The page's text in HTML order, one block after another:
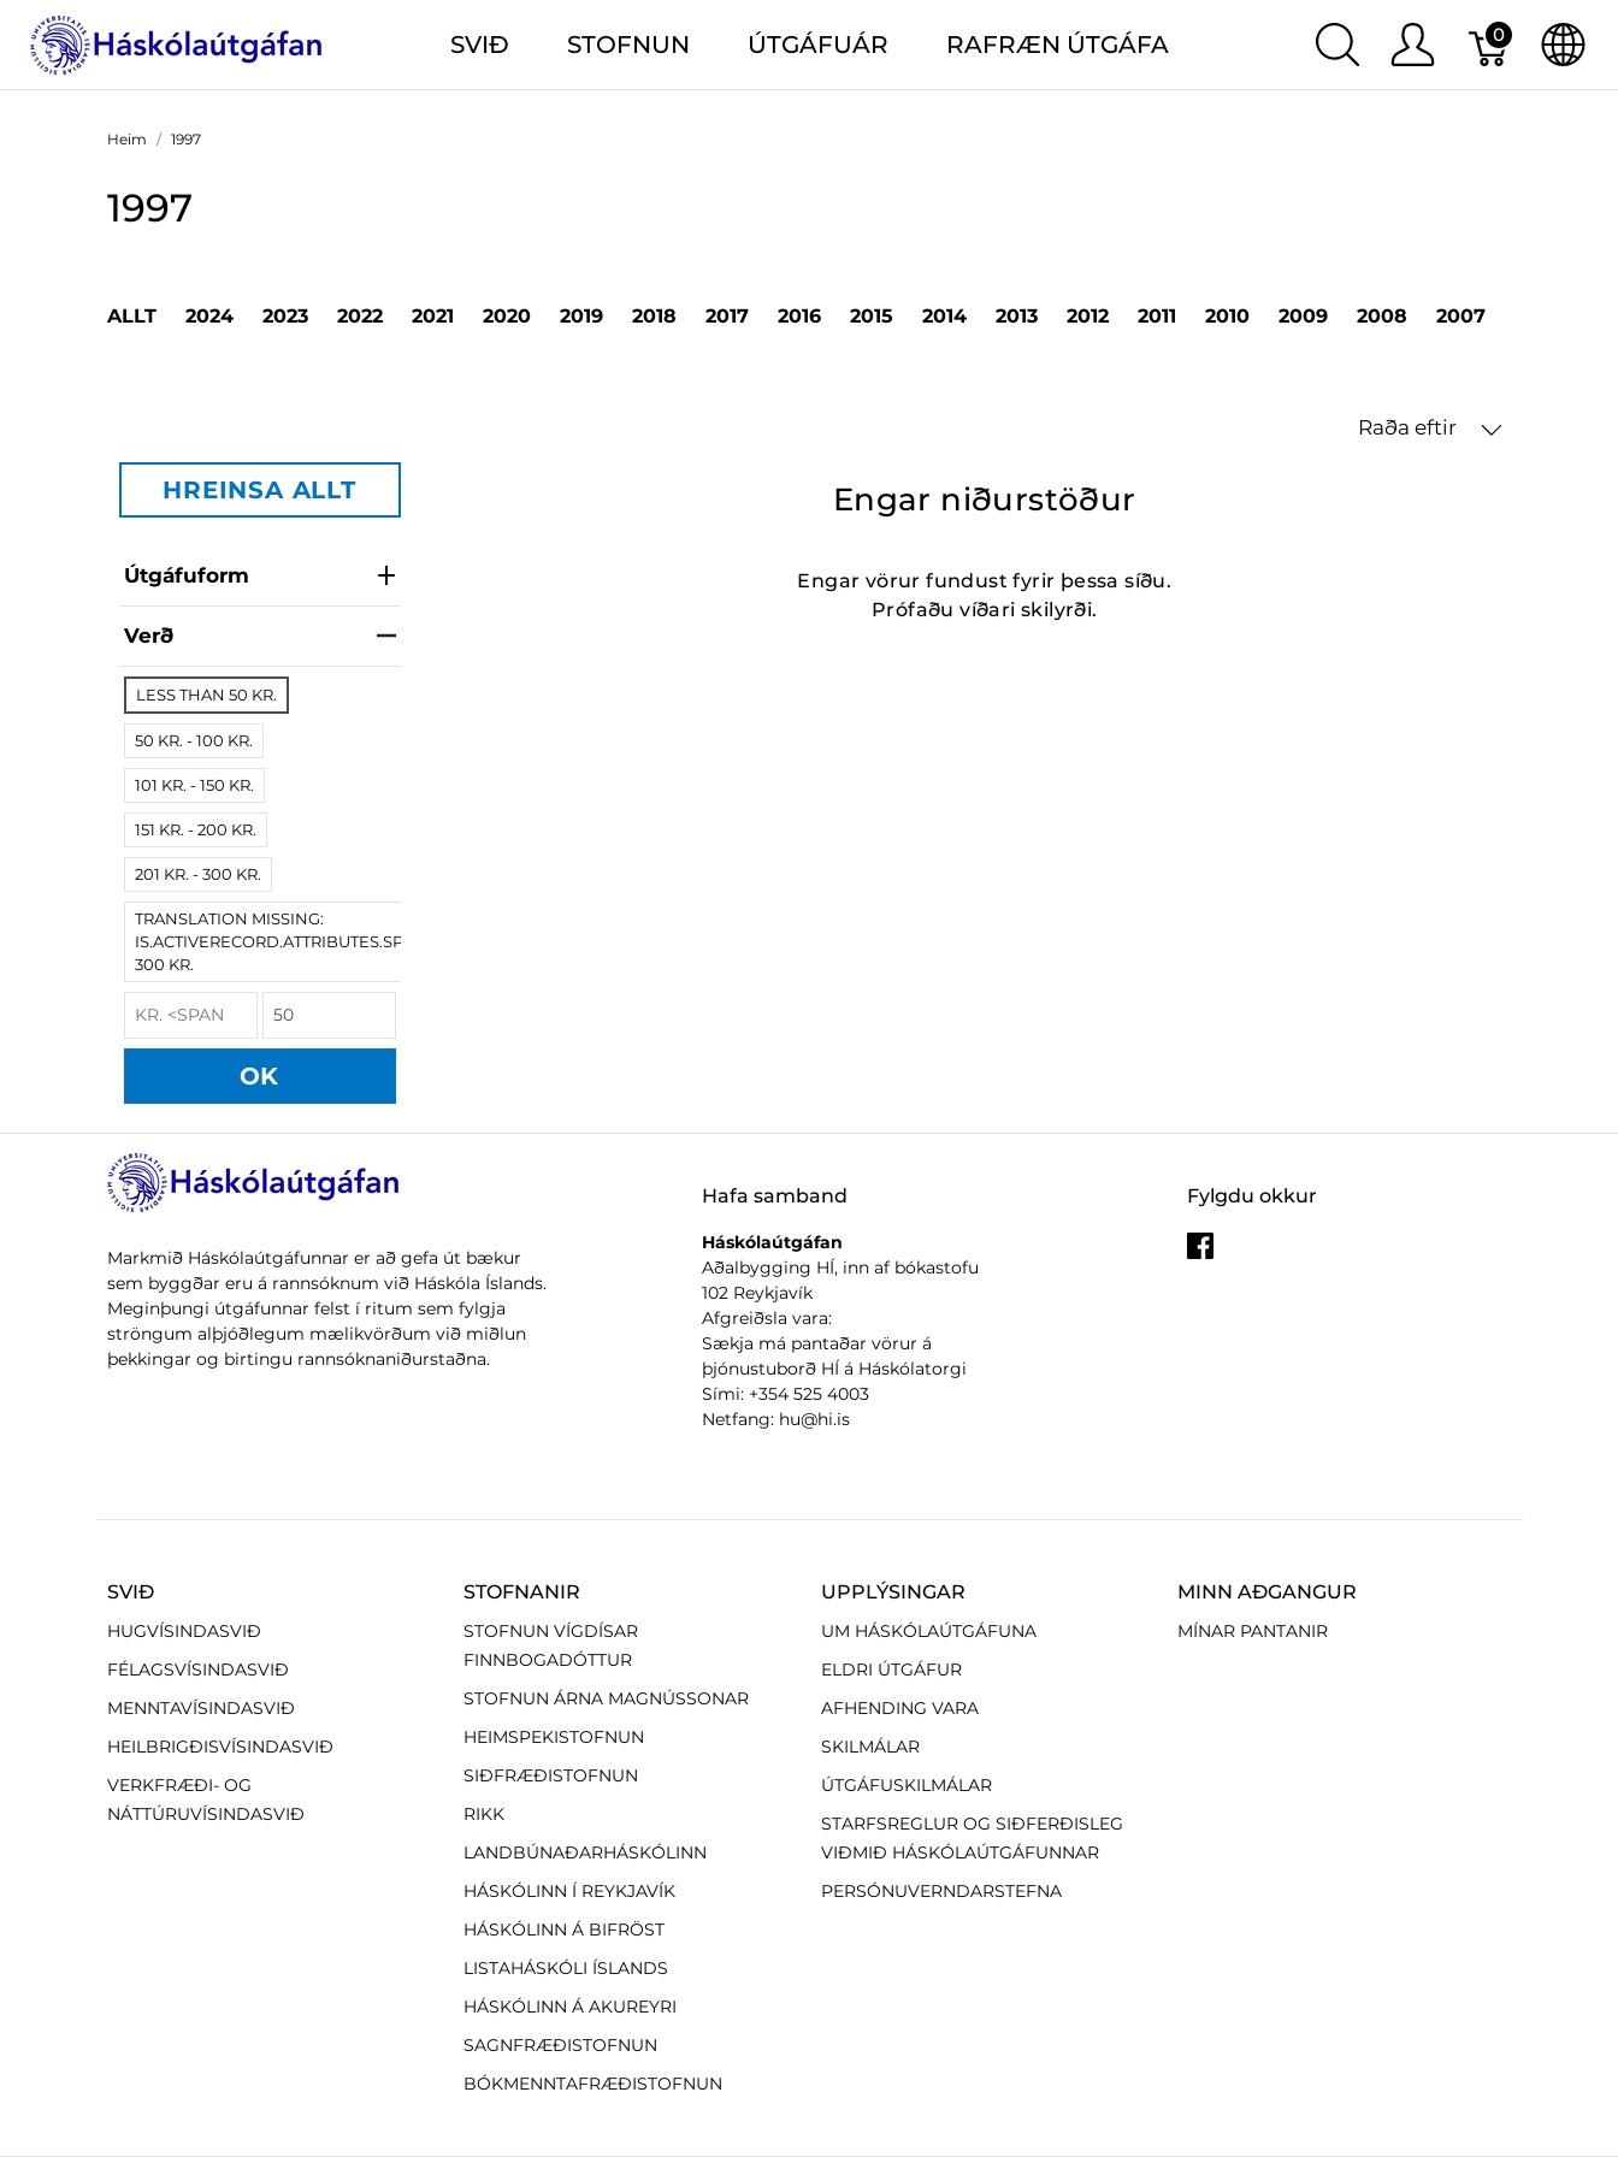
SVIÐ STOFNUN ÚTGÁFUÁR RAFRÆN ÚTGÁFA 0
Heim 1997
1997
ALLT 2024 2023 2022 2021 2020 2019 2018 2017 2016 2015 2014 2013 2012 2011 2010 2009 2008 2007
Raða eftir
HREINSA ALLT
Útgáfuform
Verð
LESS THAN 50 KR.
50 KR. - 100 KR.
101 KR. - 150 KR.
151 KR. - 200 KR.
201 KR. - 300 KR.
TRANSLATION MISSING:
IS.ACTIVERECORD.ATTRIBUTES.SPREE/PRODUCT.MORE_THAN
300 KR.
OK
Engar niðurstöður
Engar vörur fundust fyrir þessa síðu.
Prófaðu víðari skilyrði.
Markmið Háskólaútgáfunnar er að gefa út bækur
sem byggðar eru á rannsóknum við Háskóla Íslands.
Meginþungi útgáfunnar felst í ritum sem fylgja
ströngum alþjóðlegum mælikvörðum við miðlun
þekkingar og birtingu rannsóknaniðurstaðna.
Fylgdu okkur
Hafa samband
Háskólaútgáfan
Aðalbygging HÍ, inn af bókastofu
102 Reykjavík
Afgreiðsla vara:
Sækja má pantaðar vörur á
þjónustuborð HÍ á Háskólatorgi
Sími: +354 525 4003
Netfang: hu@hi.is
SVIÐ
HUGVÍSINDASVIÐ
FÉLAGSVÍSINDASVIÐ
MENNTAVÍSINDASVIÐ
HEILBRIGÐISVÍSINDASVIÐ
VERKFRÆÐI- OG
NÁTTÚRUVÍSINDASVIÐ
STOFNANIR
STOFNUN VÍGDÍSAR
FINNBOGADÓTTUR
STOFNUN ÁRNA MAGNÚSSONAR
HEIMSPEKISTOFNUN
SIÐFRÆÐISTOFNUN
RIKK
LANDBÚNAÐARHÁSKÓLINN
HÁSKÓLINN Í REYKJAVÍK
HÁSKÓLINN Á BIFRÖST
LISTAHÁSKÓLI ÍSLANDS
HÁSKÓLINN Á AKUREYRI
SAGNFRÆÐISTOFNUN
BÓKMENNTAFRÆÐISTOFNUN
UPPLÝSINGAR
UM HÁSKÓLAÚTGÁFUNA
ELDRI ÚTGÁFUR
AFHENDING VARA
SKILMÁLAR
ÚTGÁFUSKILMÁLAR
STARFSREGLUR OG SIÐFERÐISLEG
VIÐMIÐ HÁSKÓLAÚTGÁFUNNAR
PERSÓNUVERNDARSTEFNA
MINN AÐGANGUR
MÍNAR PANTANIR